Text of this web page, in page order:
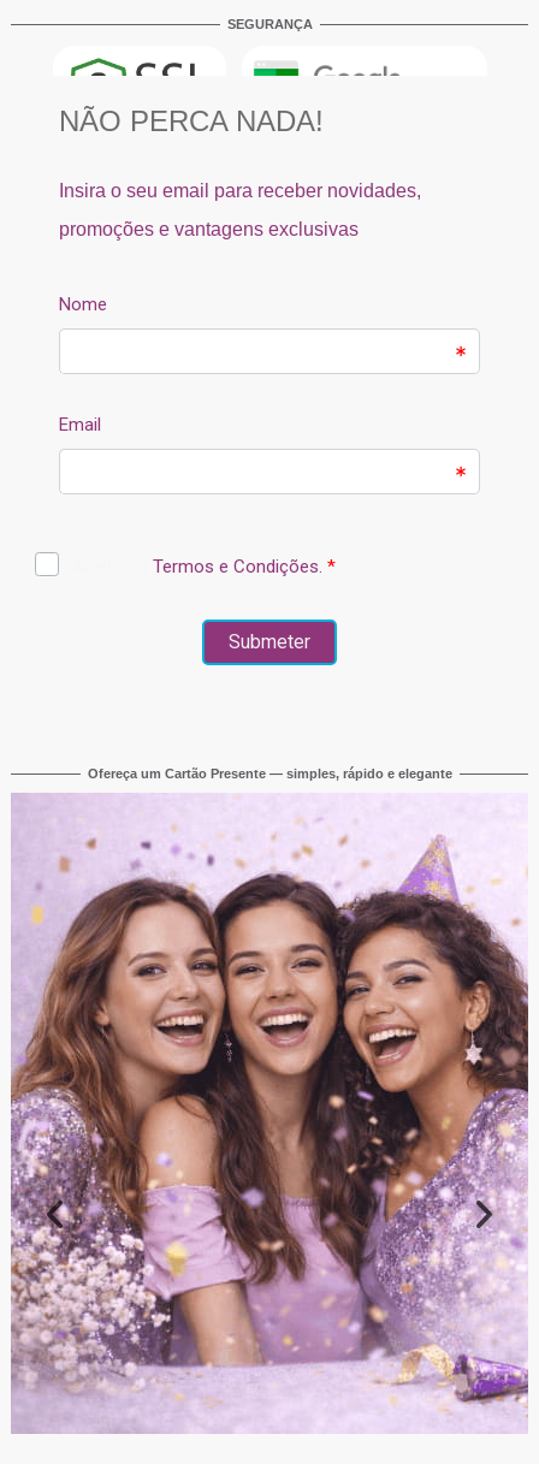
SEGURANÇA
Ofereça um Cartão Presente — simples, rápido e elegante